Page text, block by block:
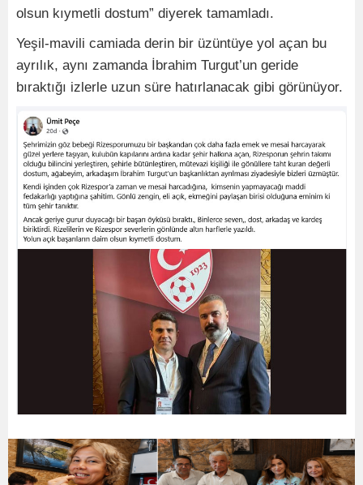
olsun kıymetli dostum” diyerek tamamladı.
Yeşil-mavili camiada derin bir üzüntüye yol açan bu
ayrılık, aynı zamanda İbrahim Turgut’un geride
bıraktığı izlerle uzun süre hatırlanacak gibi görünüyor.